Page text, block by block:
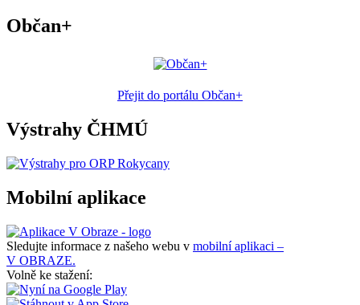
Občan+
Přejit do portálu Občan+
Výstrahy ČHMÚ
Mobilní aplikace
Sledujte informace z našeho webu v mobilní aplikaci –
V OBRAZE.
Volně ke stažení: